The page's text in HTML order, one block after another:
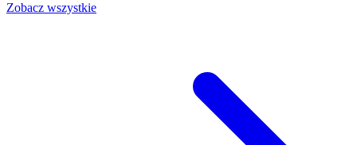
Zobacz wszystkie